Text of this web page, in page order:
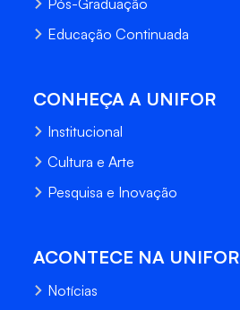
Educação Continuada
CONHEÇA A UNIFOR
Institucional
Cultura e Arte
Pesquisa e Inovação
ACONTECE NA UNIFOR
Notícias